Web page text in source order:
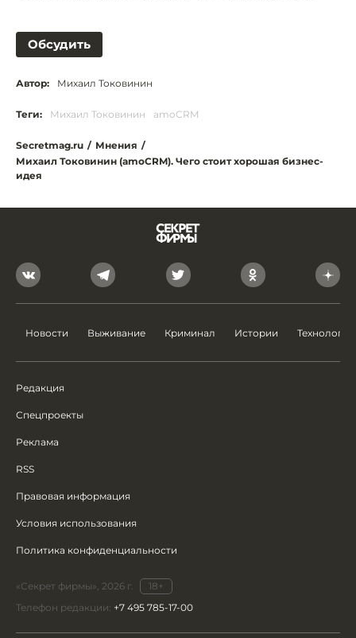
Обсудить
Автор: Михаил Токовинин
Теги: Михаил Токовинин amoCRM
Secretmag.ru / Мнения /
Михаил Токовинин (amoCRM). Чего стоит хорошая бизнес-
идея
Новости Выживание Криминал Истории Технологии
Редакция
Спецпроекты
Реклама
RSS
Правовая информация
Условия использования
Политика конфиденциальности
«Секрет фирмы», 2026 г.
18+
Телефон редакции: +7 495 785-17-00